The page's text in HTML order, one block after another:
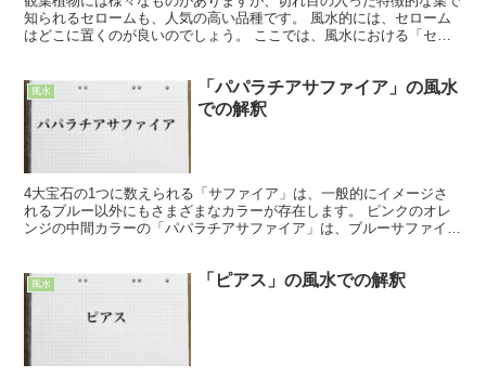
知られるセロームも、人気の高い品種です。 風水的には、セローム
はどこに置くのが良いのでしょう。 ここでは、風水における「セロ
風水
「パパラチアサファイア」の風水
での解釈
4大宝石の1つに数えられる「サファイア」は、一般的にイメージさ
れるブルー以外にもさまざまなカラーが存在します。 ピンクのオレ
ンジの中間カラーの「パパラチアサファイア」は、ブルーサファイア
風水 「ピアス」の風水での解釈